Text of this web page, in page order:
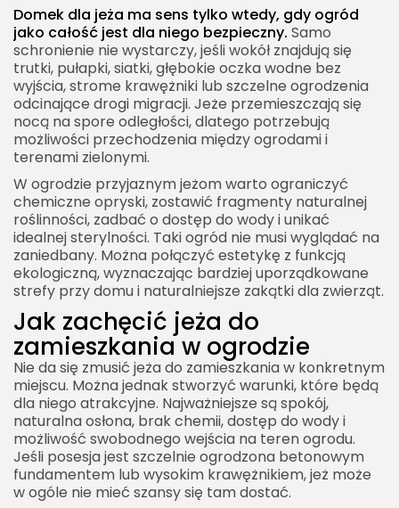
Domek dla jeża ma sens tylko wtedy, gdy ogród
jako całość jest dla niego bezpieczny. Samo
schronienie nie wystarczy, jeśli wokół znajdują się
trutki, pułapki, siatki, głębokie oczka wodne bez
wyjścia, strome krawężniki lub szczelne ogrodzenia
odcinające drogi migracji. Jeże przemieszczają się
nocą na spore odległości, dlatego potrzebują
możliwości przechodzenia między ogrodami i
terenami zielonymi.
W ogrodzie przyjaznym jeżom warto ograniczyć
chemiczne opryski, zostawić fragmenty naturalnej
roślinności, zadbać o dostęp do wody i unikać
idealnej sterylności. Taki ogród nie musi wyglądać na
zaniedbany. Można połączyć estetykę z funkcją
ekologiczną, wyznaczając bardziej uporządkowane
strefy przy domu i naturalniejsze zakątki dla zwierząt.
Jak zachęcić jeża do
zamieszkania w ogrodzie
Nie da się zmusić jeża do zamieszkania w konkretnym
miejscu. Można jednak stworzyć warunki, które będą
dla niego atrakcyjne. Najważniejsze są spokój,
naturalna osłona, brak chemii, dostęp do wody i
możliwość swobodnego wejścia na teren ogrodu.
Jeśli posesja jest szczelnie ogrodzona betonowym
fundamentem lub wysokim krawężnikiem, jeż może
w ogóle nie mieć szansy się tam dostać.